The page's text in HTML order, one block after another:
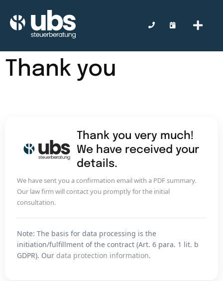
Thank you
Thank you very much!
We have received your
details.
We have sent you a confirmation email with a PDF summary.
Our law firm will contact you promptly for the initial
consultation.
Note: The basis for data processing is the
initiation/fulfillment of the contract (Art. 6 para. 1 lit. b
GDPR). Our data protection information.